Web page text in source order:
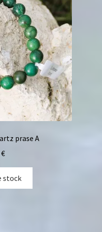
prase A
€
stock